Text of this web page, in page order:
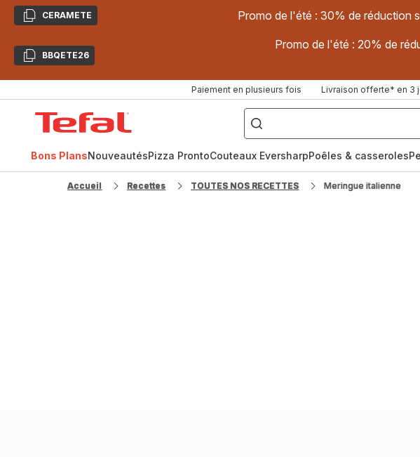
CopierCERAMETE Promo de l'été : 30% de réduction
CopierBBQETE26
Promo de l'été : 20% de
Paiement en plusieurs fois Livraison offerte* en 3
["Poêles
inox,
Cake
Factory,
Bons PlansNouveautésPizza ProntoCouteaux EversharpPoêles & casseroles
Accueil Recettes TOUTES NOS RECETTES Meringue italienne